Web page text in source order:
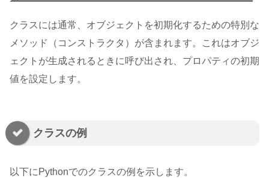
クラスには通常、オブジェクトを初期化するための特別な
メソッド（コンストラクタ）が含まれます。これはオブジ
ェクトが生成されるときに呼び出され、プロパティの初期
値を設定します。
クラスの例
以下にPythonでのクラスの例を示します。